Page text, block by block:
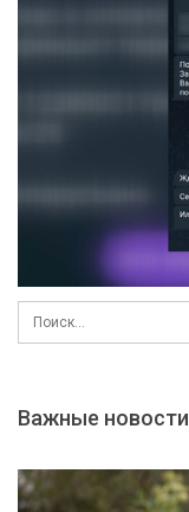
Важные новости